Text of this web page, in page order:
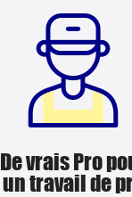
De vrais Pro
un travail de